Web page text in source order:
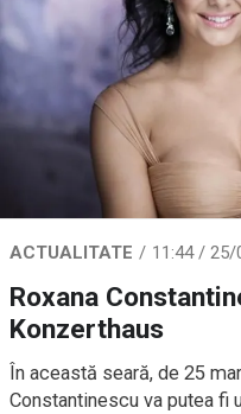
ACTUALITATE 11:44 / 25/
Roxana
Konzerthaus
În această seară, de 25
Constantinescu va putea fi